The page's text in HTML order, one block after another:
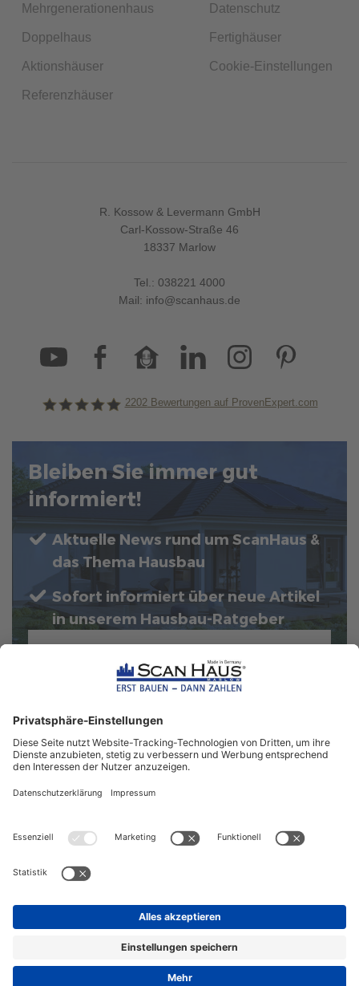
Mehrgenerationenhaus
Doppelhaus
Aktionshäuser
Referenzhäuser
Datenschutz
Fertighäuser
Cookie-Einstellungen
R. Kossow & Levermann GmbH
Carl-Kossow-Straße 46
18337 Marlow
Tel.: 038221 4000
Mail: info@scanhaus.de
2202 Bewertungen auf ProvenExpert.com
Bleiben Sie immer gut
informiert!
Aktuelle News rund um ScanHaus &
das Thema Hausbau
Sofort informiert über neue Artikel
in unserem Hausbau-Ratgeber